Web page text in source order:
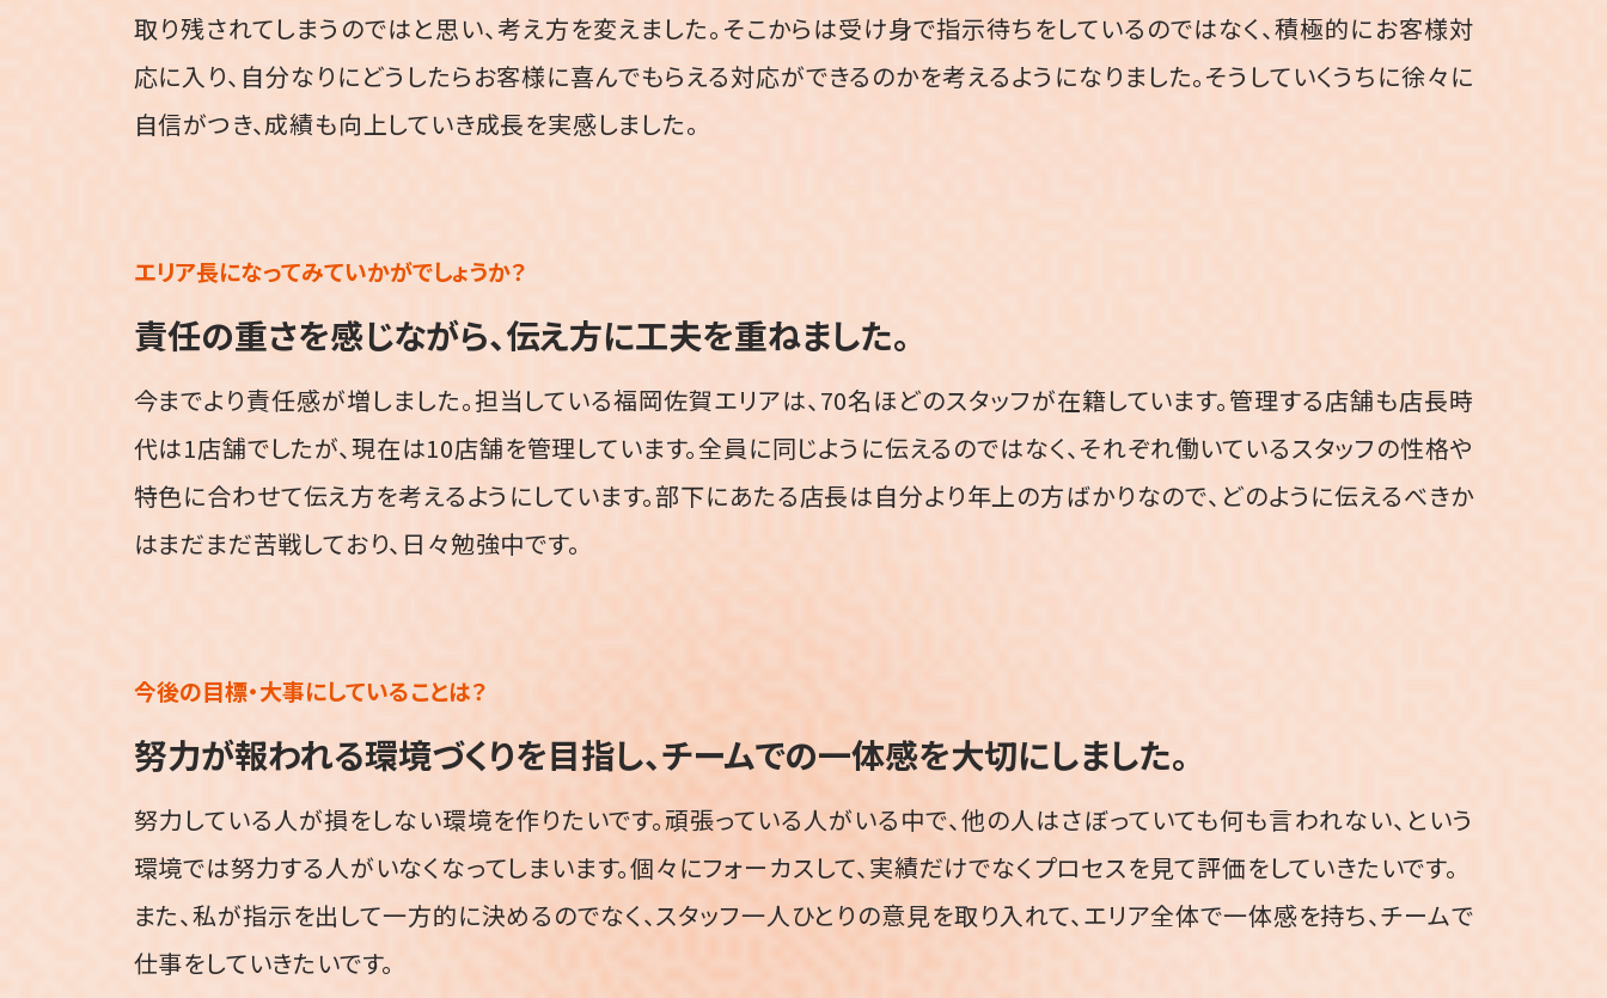
取り残されてしまうのではと思い、考え方を変えました。そこからは受け身で指示待ちをしているのではなく、積極的にお客様対
応に入り、自分なりにどうしたらお客様に喜んでもらえる対応ができるのかを考えるようになりました。そうしていくうちに徐々に
自信がつき、成績も向上していき成長を実感しました。
エリア長になってみていかがでしょうか？
責任の重さを感じながら、伝え方に工夫を重ねました。
今までより責任感が増しました。担当している福岡佐賀エリアは、70名ほどのスタッフが在籍しています。管理する店舗も店長時
代は1店舗でしたが、現在は10店舗を管理しています。全員に同じように伝えるのではなく、それぞれ働いているスタッフの性格や
特色に合わせて伝え方を考えるようにしています。部下にあたる店長は自分より年上の方ばかりなので、どのように伝えるべきか
はまだまだ苦戦しており、日々勉強中です。
今後の目標・大事にしていることは？
努力が報われる環境づくりを目指し、チームでの一体感を大切にしました。
努力している人が損をしない環境を作りたいです。頑張っている人がいる中で、他の人はさぼっていても何も言われない、という
環境では努力する人がいなくなってしまいます。個々にフォーカスして、実績だけでなくプロセスを見て評価をしていきたいです。
また、私が指示を出して一方的に決めるのでなく、スタッフ一人ひとりの意見を取り入れて、エリア全体で一体感を持ち、チームで
仕事をしていきたいです。